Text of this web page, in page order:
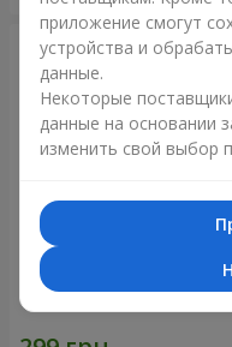
Коллекция шариков
"Веселый День Рождения"
3 шарика
приложение смогут
устройства и
данные.
Некоторые
данные на основании
изменить свой выбор